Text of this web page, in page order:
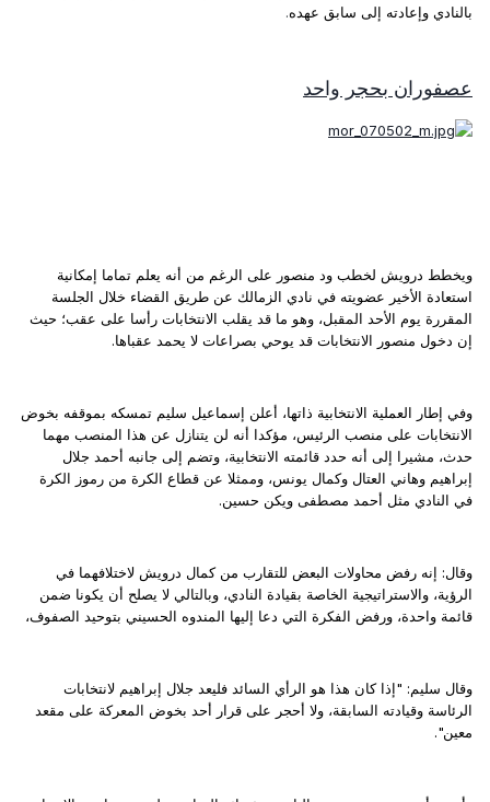
بالنادي وإعادته إلى سابق عهده.
عصفوران بحجر واحد
ويخطط درويش لخطب ود منصور على الرغم من أنه يعلم تماما إمكانية
استعادة الأخير عضويته في نادي الزمالك عن طريق القضاء خلال الجلسة
المقررة يوم الأحد المقبل، وهو ما قد يقلب الانتخابات رأسا على عقب؛ حيث
إن دخول منصور الانتخابات قد يوحي بصراعات لا يحمد عقباها.
وفي إطار العملية الانتخابية ذاتها، أعلن إسماعيل سليم تمسكه بموقفه بخوض
الانتخابات على منصب الرئيس، مؤكدا أنه لن يتنازل عن هذا المنصب مهما
حدث، مشيرا إلى أنه حدد قائمته الانتخابية، وتضم إلى جانبه أحمد جلال
إبراهيم وهاني العتال وكمال يونس، وممثلا عن قطاع الكرة من رموز الكرة
في النادي مثل أحمد مصطفى ويكن حسين.
وقال: إنه رفض محاولات البعض للتقارب من كمال درويش لاختلافهما في
الرؤية، والاستراتيجية الخاصة بقيادة النادي، وبالتالي لا يصلح أن يكونا ضمن
قائمة واحدة، ورفض الفكرة التي دعا إليها المندوه الحسيني بتوحيد الصفوف،
وقال سليم: "إذا كان هذا هو الرأي السائد فليعد جلال إبراهيم لانتخابات
الرئاسة وقيادته السابقة، ولا أحجر على قرار أحد بخوض المعركة على مقعد
معين".